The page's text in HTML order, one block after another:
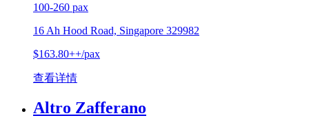
100-260 pax
16 Ah Hood Road, Singapore 329982
$163.80++/pax
查看详情
Altro Zafferano